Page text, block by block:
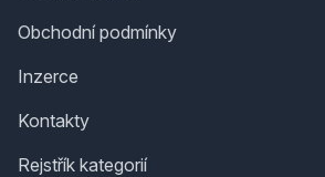
Obchodní podmínky
Inzerce
Kontakty
Rejstřík kategorií